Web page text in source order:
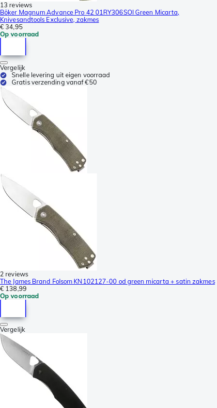
13 reviews
Böker Magnum Advance Pro 42 01RY306SOI Green Micarta,
Knivesandtools Exclusive, zakmes
€ 34,95
Op voorraad
Vergelijk
Snelle levering uit eigen voorraad
Gratis verzending vanaf €50
2 reviews
The James Brand Folsom KN102127-00 od green micarta + satin zakmes
€ 138,99
Op voorraad
Vergelijk